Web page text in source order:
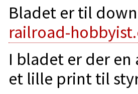
Bladet er til
railroad-
I bladet er der
et lille print til